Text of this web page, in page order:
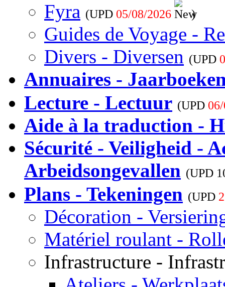
Fyra (UPD 05/08/2026 )
Guides de Voyage -
Divers - Diversen (UPD
Annuaires -
Lecture - Lectuur (UPD
Aide à la traduction -
Sécurité - Veiligheid -
Arbeidsongevallen (UPD
Plans - Tekeningen (UPD
Décoration -
Matériel roulant -
Infrastructure -